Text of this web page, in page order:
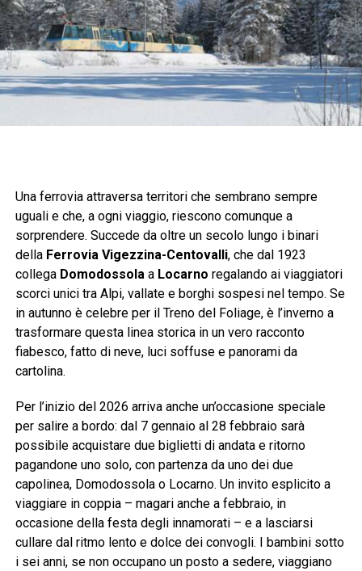
Una ferrovia attraversa territori che sembrano sempre
uguali e che, a ogni viaggio, riescono comunque a
sorprendere. Succede da oltre un secolo lungo i binari
della Ferrovia Vigezzina-Centovalli, che dal 1923
collega Domodossolaa Locarno regalando ai viaggiatori
scorci unici tra Alpi, vallate e borghi sospesi nel tempo. Se
in autunno è celebre per il Treno del Foliage, è l’inverno a
trasformare questa linea storica in un vero racconto
fiabesco, fatto di neve, luci soffuse e panorami da
cartolina.
Per l’inizio del 2026 arriva anche un’occasione speciale
per salire a bordo: dal 7 gennaio al 28 febbraio sarà
possibile acquistare due biglietti di andata e ritorno
pagandone uno solo, con partenza da uno dei due
capolinea, Domodossola o Locarno. Un invito esplicito a
viaggiare in coppia – magari anche a febbraio, in
occasione della festa degli innamorati – e a lasciarsi
cullare dal ritmo lento e dolce dei convogli. I bambini sotto
i sei anni, se non occupano un posto a sedere, viaggiano